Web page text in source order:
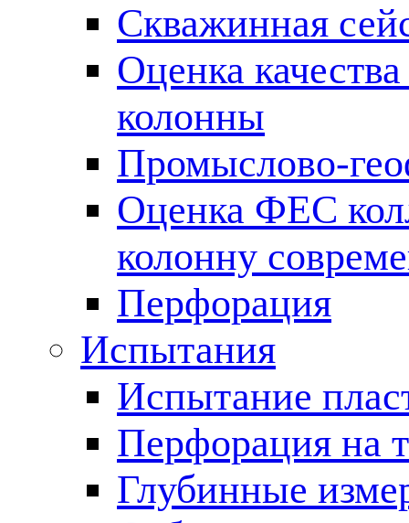
Скважинная
Оценка
колонны
Промыслово-
Оценка ФЕС
колонну
Перфорация
Испытания
Испытание
Перфорация на
Глубинные